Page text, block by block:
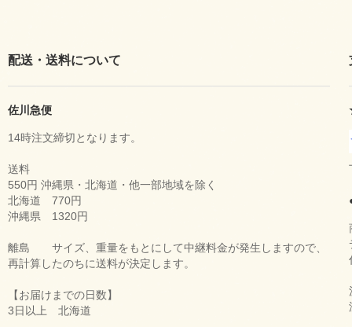
配送・送料について
佐川急便
14時注文締切となります。
送料
550円 沖縄県・北海道・他一部地域を除く
北海道 770円
沖縄県 1320円
離島 サイズ、重量をもとにして中継料金が発生しますので、
再計算したのちに送料が決定します。
【お届けまでの日数】
3日以上 北海道